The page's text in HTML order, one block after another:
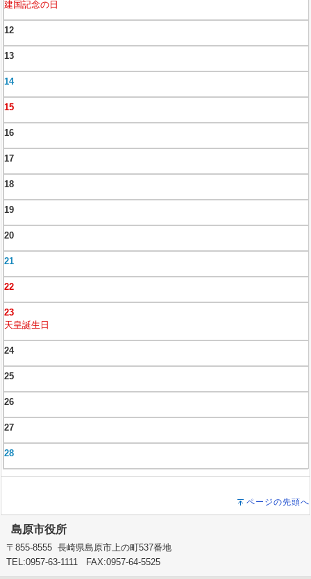
建国記念の日
12
13
14
15
16
17
18
19
20
21
22
23
天皇誕生日
24
25
26
27
28
ページの先頭へ
島原市役所
〒855-8555 長崎県島原市上の町537番地
TEL:0957-63-1111 FAX:0957-64-5525